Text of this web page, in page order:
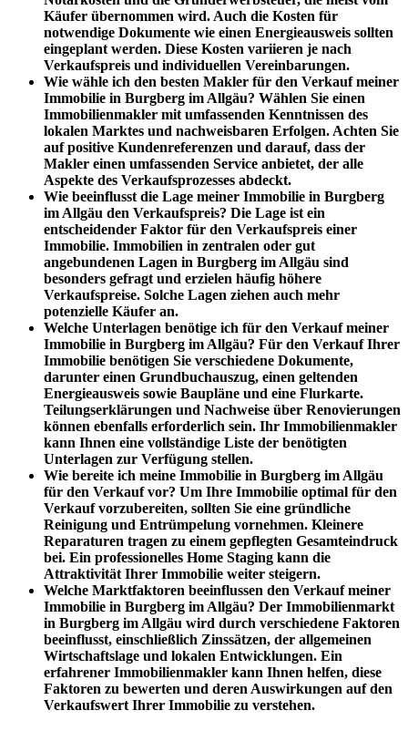
Käufer übernommen wird. Auch die Kosten für
notwendige Dokumente wie einen Energieausweis sollten
eingeplant werden. Diese Kosten variieren je nach
Verkaufspreis und individuellen Vereinbarungen.
Wie wähle ich den besten Makler für den Verkauf meiner
Immobilie in Burgberg im Allgäu? Wählen Sie einen
Immobilienmakler mit umfassenden Kenntnissen des
lokalen Marktes und nachweisbaren Erfolgen. Achten Sie
auf positive Kundenreferenzen und darauf, dass der
Makler einen umfassenden Service anbietet, der alle
Aspekte des Verkaufsprozesses abdeckt.
Wie beeinflusst die Lage meiner Immobilie in Burgberg
im Allgäu den Verkaufspreis? Die Lage ist ein
entscheidender Faktor für den Verkaufspreis einer
Immobilie. Immobilien in zentralen oder gut
angebundenen Lagen in Burgberg im Allgäu sind
besonders gefragt und erzielen häufig höhere
Verkaufspreise. Solche Lagen ziehen auch mehr
potenzielle Käufer an.
Welche Unterlagen benötige ich für den Verkauf meiner
Immobilie in Burgberg im Allgäu? Für den Verkauf Ihrer
Immobilie benötigen Sie verschiedene Dokumente,
darunter einen Grundbuchauszug, einen geltenden
Energieausweis sowie Baupläne und eine Flurkarte.
Teilungserklärungen und Nachweise über Renovierungen
können ebenfalls erforderlich sein. Ihr Immobilienmakler
kann Ihnen eine vollständige Liste der benötigten
Unterlagen zur Verfügung stellen.
Wie bereite ich meine Immobilie in Burgberg im Allgäu
für den Verkauf vor? Um Ihre Immobilie optimal für den
Verkauf vorzubereiten, sollten Sie eine gründliche
Reinigung und Entrümpelung vornehmen. Kleinere
Reparaturen tragen zu einem gepflegten Gesamteindruck
bei. Ein professionelles Home Staging kann die
Attraktivität Ihrer Immobilie weiter steigern.
Welche Marktfaktoren beeinflussen den Verkauf meiner
Immobilie in Burgberg im Allgäu? Der Immobilienmarkt
in Burgberg im Allgäu wird durch verschiedene Faktoren
beeinflusst, einschließlich Zinssätzen, der allgemeinen
Wirtschaftslage und lokalen Entwicklungen. Ein
erfahrener Immobilienmakler kann Ihnen helfen, diese
Faktoren zu bewerten und deren Auswirkungen auf den
Verkaufswert Ihrer Immobilie zu verstehen.